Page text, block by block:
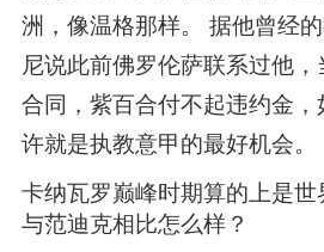
洲，像温格那样。 据他曾经
尼说此前佛罗伦萨联系过他
合同，紫百合付不起违约金
许就是执教意甲的最好机会。
卡纳瓦罗巅峰时期算的上是世
与范迪克相比怎么样？